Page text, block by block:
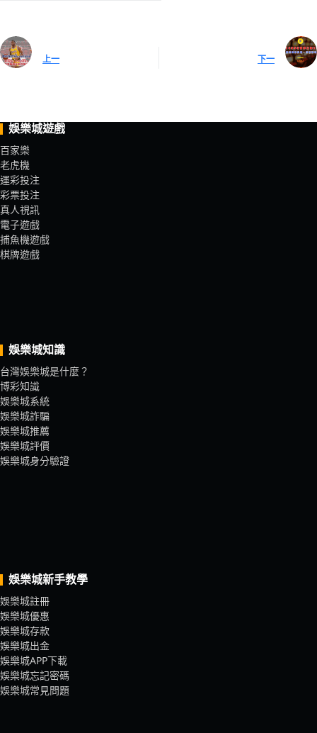
上一 下一
娛樂城遊戲
百家樂
老虎機
運彩投注
彩票投注
真人視訊
電子遊戲
捕魚機遊戲
棋牌遊戲
娛樂城知識
台灣娛樂城是什麼？
博彩知識
娛樂城系統
娛樂城詐騙
娛樂城推薦
娛樂城評價
娛樂城身分驗證
娛樂城新手教學
娛樂城註冊
娛樂城優惠
娛樂城存款
娛樂城出金
娛樂城APP下載
娛樂城忘記密碼
娛樂城常見問題